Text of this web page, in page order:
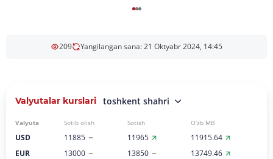
209 Yangilangan sana: 21 Oktyabr 2024, 14:45
Valyutalar kurslari toshkent shahri
Valyuta Sotib olish Sotish O‘zb MB
USD 11885 11965
11915.64
EUR
13000 13850
13749.46